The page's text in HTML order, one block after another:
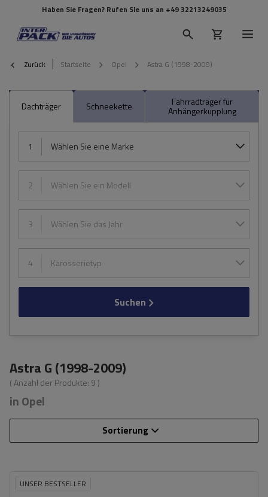
Haben Sie Fragen? Rufen Sie uns an +49 32213249035
Zurück Startseite Opel Astra G (1998-2009)
Dachträger Schneekette Fahrradträger für
Anhängerkupplung
1 Wählen Sie eine Marke
2 Wählen Sie ein Modell
3 Wählen Sie das Jahr
4 Karosserietyp
Suchen
Astra G (1998-2009)
( Anzahl der Produkte: 9 )
in Opel
Sortierung
UNSER BESTSELLER